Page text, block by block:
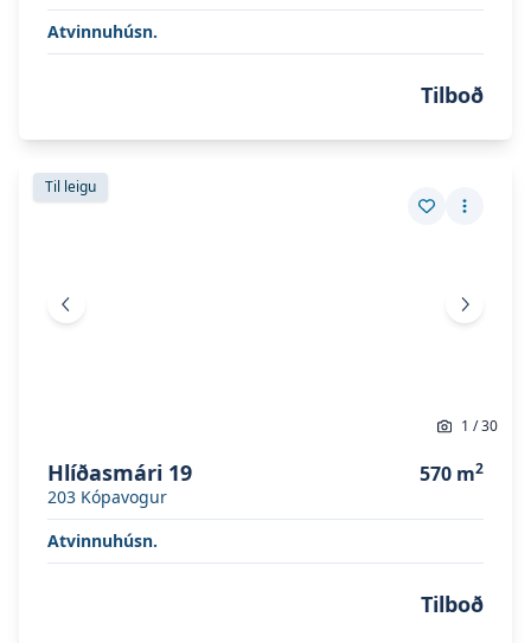
Atvinnuhúsn.
Tilboð
Skoða eignina
Til leigu
Vista eign
Fleiri
Skoða eignina
Fyrri mynd Næsta
1 /30
Hlíðasmári 19
203 Kópavogur
570 m2
Atvinnuhúsn.
Tilboð